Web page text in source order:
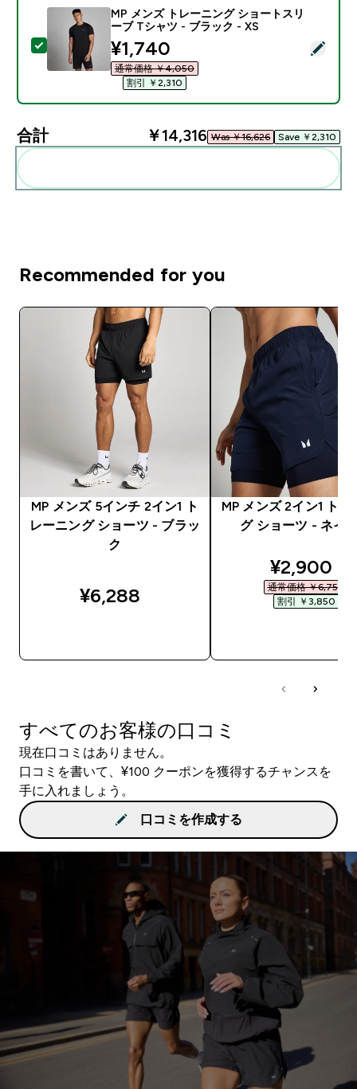
この商品を選択 - MP メンズ トレーニング ショート
MP メンズ トレーニング ショートスリ
ーブ Tシャツ - ブラック - XS
discounted price
¥1,740‎
通常価格 ￥4,050‎
割引 ￥2,310‎
合計 ￥14,316‎ Was ￥16,626‎ Save ￥2,310‎
Recommended for you
MP メンズ 5インチ 2イン1 ト
レーニング ショーツ - ブラッ
ク
¥6,288‎
MP メンズ 2イン1 トレ
グ ショーツ - ネイ
¥2,900‎
通常価格 ￥6,750‎
割引 ￥3,850‎
すべてのお客様の口コミ
現在口コミはありません。
口コミを書いて、¥100 クーポンを獲得するチャンスを
手に入れましょう。
口コミを作成する